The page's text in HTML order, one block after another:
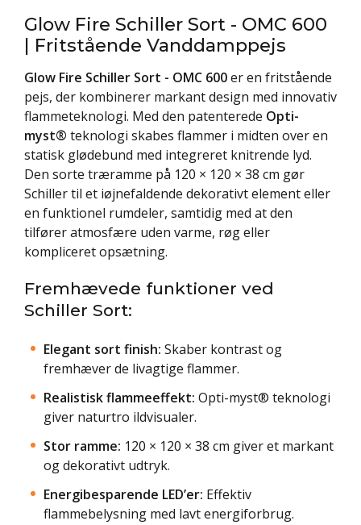
Glow Fire Schiller Sort - OMC 600
| Fritstående Vanddamppejs
Glow Fire Schiller Sort - OMC 600er en fritstående
pejs, der kombinerer markant design med innovativ
flammeteknologi. Med den patenterede Opti-
myst® teknologi skabes flammer i midten over en
statisk glødebund med integreret knitrende lyd.
Den sorte træramme på 120 × 120 × 38 cm gør
Schiller til et iøjnefaldende dekorativt element eller
en funktionel rumdeler, samtidig med at den
tilfører atmosfære uden varme, røg eller
kompliceret opsætning.
Fremhævede funktioner ved
Schiller Sort:
Elegant sort finish: Skaber kontrast og
fremhæver de livagtige flammer.
Realistisk flammeeffekt: Opti-myst® teknologi
giver naturtro ildvisualer.
Stor ramme: 120 × 120 × 38 cm giver et markant
og dekorativt udtryk.
Energibesparende LED’er: Effektiv
flammebelysning med lavt energiforbrug.